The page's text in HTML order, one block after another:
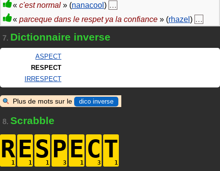
« c'est normal » (nanacool ) …
« parceque dans le respet ya la confiance » (rhazel ) …
7. Dictionnaire inverse
ASPECT
RESPECT
IRRESPECT
Plus de mots sur le dico inverse
8. Scrabble
RES PECT